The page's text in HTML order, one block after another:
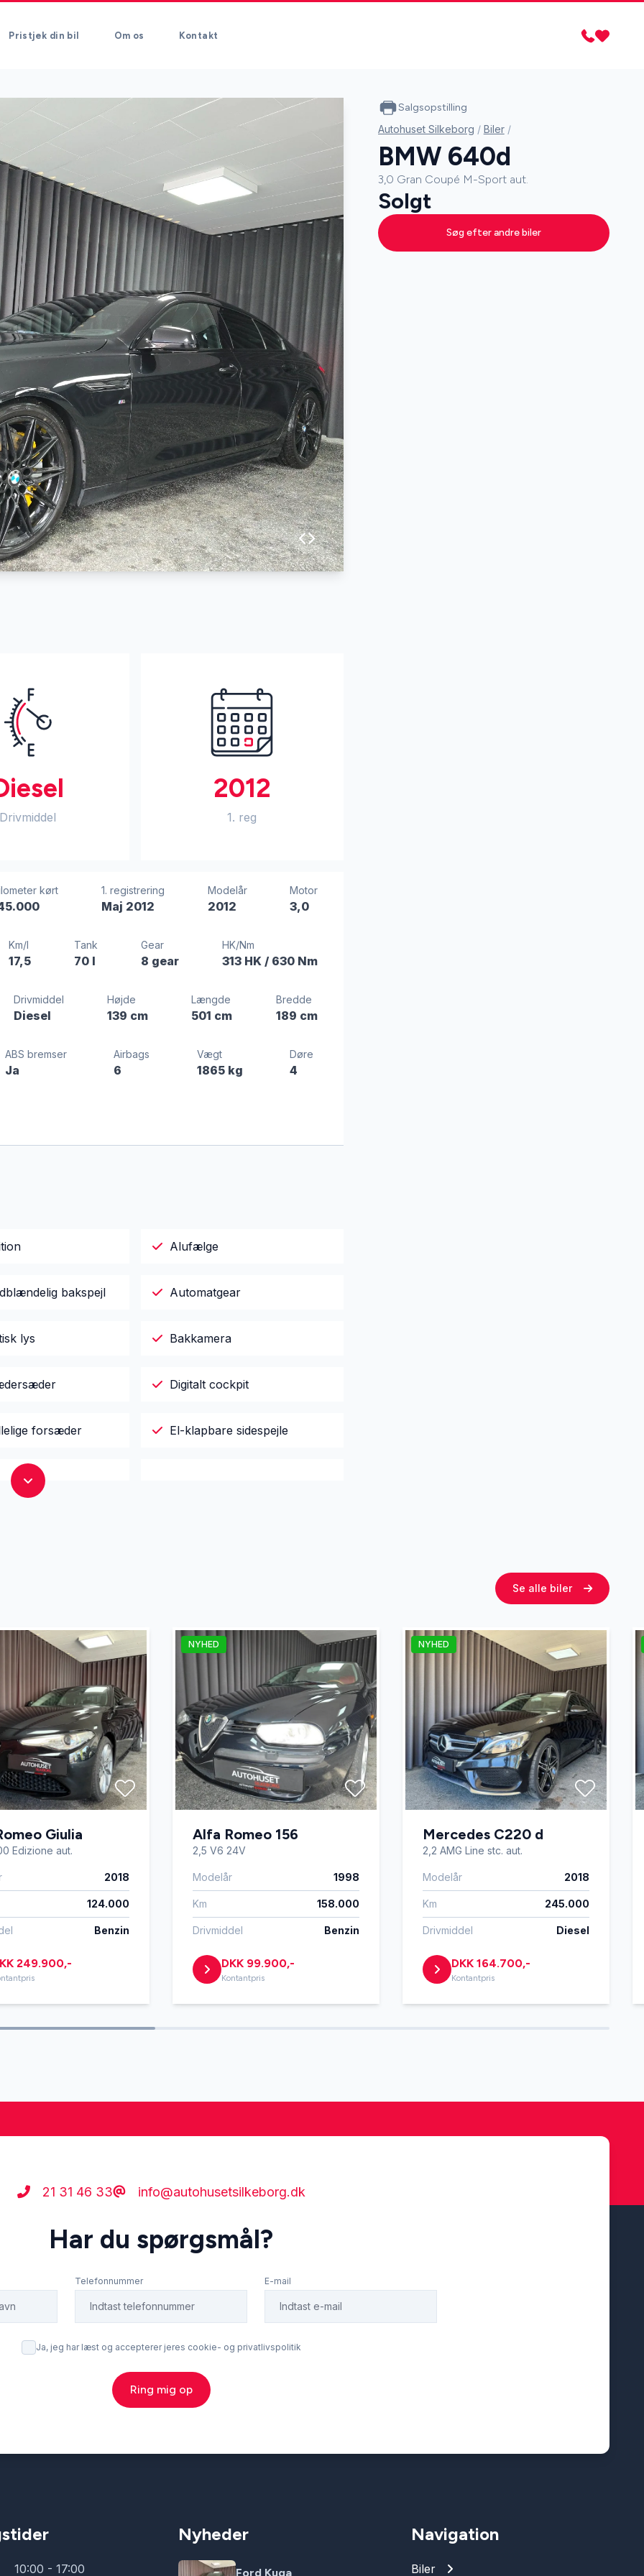
Pristjek din bil Om os Kontakt
Drivmiddel
2012
1. reg
kørt 1. registrering
Maj 2012
Modelår
2012
Motor
3,0
Km/l
17,5
Tank
70 l
Gear
8 gear
HK/Nm
313 HK / 630 Nm
Drivmiddel
Diesel
Højde
139 cm
Længde
501 cm
Bredde
189 cm
ABS bremser
Ja
Airbags
6
Vægt
1865 kg
Døre
4
Alufælge
bakspejl Automatgear
lys Bakkamera
Digitalt cockpit
forsæder El-klapbare sidespejle
Display Højdejusterbare forsæder
Kørecomputer
Lædersæder
Parkeringssensor bagved
Xenonlygter
Salgsopstilling
Autohuset Silkeborg / Biler /
BMW 640d
3,0 Gran Coupé M-Sport aut.
Solgt
Søg efter andre biler
Se alle biler
Giulia
Edizione aut.
2018
124.000
Benzin
249.900,-
NYHED
Alfa Romeo 156
2,5 V6 24V
Modelår 1998
Km 158.000
Drivmiddel Benzin
DKK 99.900,-
Kontantpris
NYHED
Mercedes C220 d
2,2 AMG Line stc. aut.
Modelår 2018
Km 245.000
Drivmiddel Diesel
DKK 164.700,-
Kontantpris
21 31 46 33 info@autohusetsilkeborg.dk
Har du spørgsmål?
Telefonnummer E-mail
Ja, jeg har læst og accepterer jeres cookie- og privatlivspolitik
Ring mig op
10:00 - 17:00
Nyheder
Ford Kuga
Navigation
Biler